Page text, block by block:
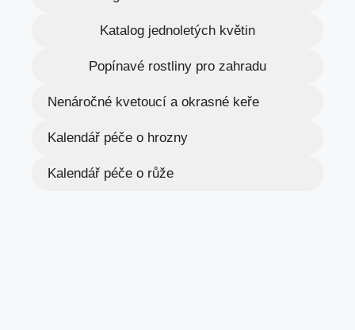
Katalog jednoletých květin
Popínavé rostliny pro zahradu
Nenáročné kvetoucí a okrasné keře
Kalendář péče o hrozny
Kalendář péče o růže